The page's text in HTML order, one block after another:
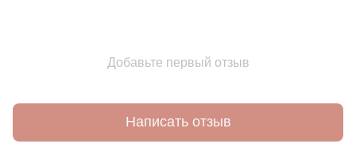
Добавьте первый отзыв
Написать отзыв